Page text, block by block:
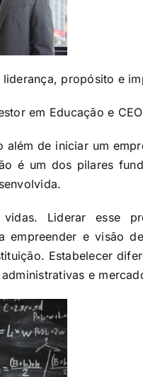
liderança, propósito e
em Educação e
de iniciar um
é um dos pilares
Liderar esse
empreender e visão
Estabelecer
e